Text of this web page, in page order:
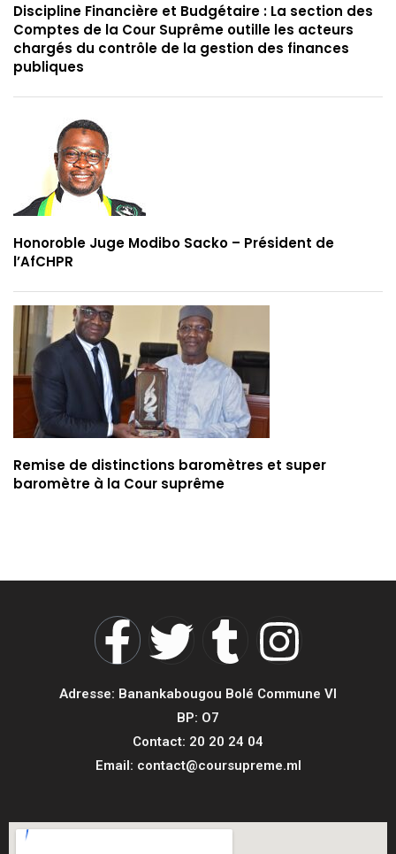
Discipline Financière et Budgétaire : La section des
Comptes de la Cour Suprême outille les acteurs
chargés du contrôle de la gestion des finances
publiques
Honoroble Juge Modibo Sacko – Président de
l’AfCHPR
Remise de distinctions baromètres et super
baromètre à la Cour suprême
Adresse: Banankabougou Bolé Commune VI
BP: O7
Contact: 20 20 24 04
Email: contact@coursupreme.ml